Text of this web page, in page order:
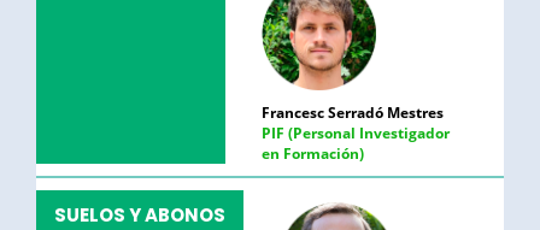
Francesc Serradó Mestres
PIF (Personal Investigador
en Formación)
SUELOS Y ABONOS